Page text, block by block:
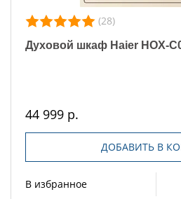
(28)
Духовой шкаф Haier HOX-
44 999 р.
ДОБАВИТЬ В
В избранное